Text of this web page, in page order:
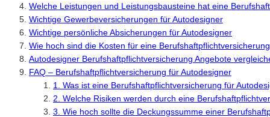
Welche Leistungen und Leistungsbausteine hat eine
Wichtige Gewerbeversicherungen für Autodesigner
Wichtige persönliche Absicherungen für Autodesigner
Wie hoch sind die Kosten für eine
Autodesigner Berufshaftpflichtversicherung Angebote
FAQ – Berufshaftpflichtversicherung für Autodesigner
1. Was ist eine Berufshaftpflichtversicherung für
2. Welche Risiken werden durch eine
3. Wie hoch sollte die Deckungssumme einer